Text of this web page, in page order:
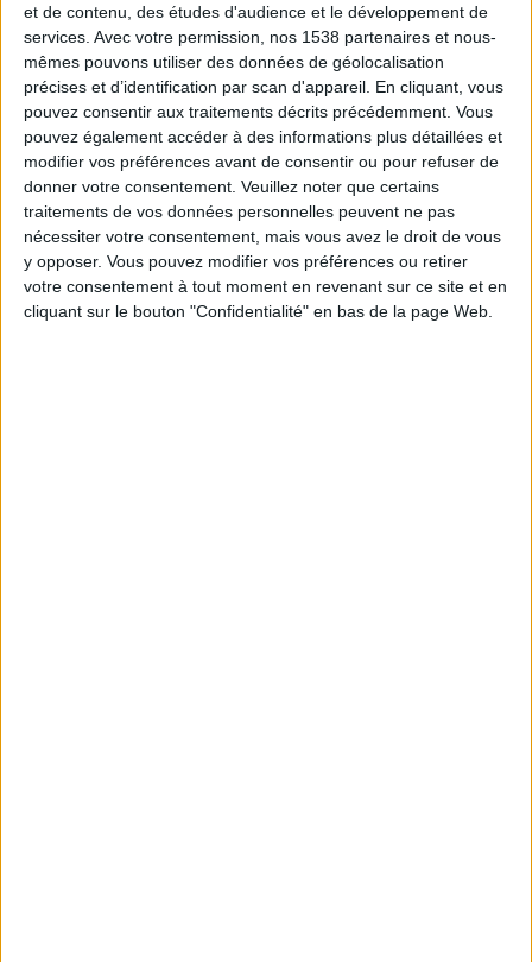
et de contenu, des études d'audience et le développement de
services. Avec votre permission, nos 1538 partenaires et nous-
mêmes pouvons utiliser des données de géolocalisation
précises et d’identification par scan d'appareil. En cliquant, vous
pouvez consentir aux traitements décrits précédemment. Vous
pouvez également accéder à des informations plus détaillées et
modifier vos préférences avant de consentir ou pour refuser de
donner votre consentement. Veuillez noter que certains
traitements de vos données personnelles peuvent ne pas
nécessiter votre consentement, mais vous avez le droit de vous
y opposer. Vous pouvez modifier vos préférences ou retirer
votre consentement à tout moment en revenant sur ce site et en
cliquant sur le bouton "Confidentialité" en bas de la page Web.
Peut-on remplacer la viande par des féculents ?
Consultation diététique du 05/08/2026